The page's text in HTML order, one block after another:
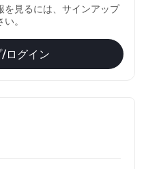
を見るには、サインアップ
。
ログイン